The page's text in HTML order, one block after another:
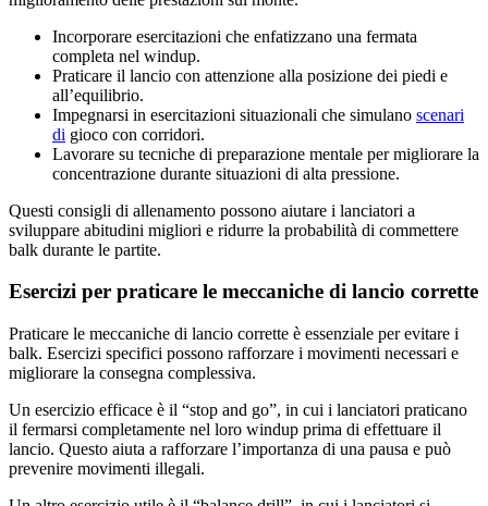
Incorporare esercitazioni che enfatizzano una fermata
completa nel windup.
Praticare il lancio con attenzione alla posizione dei piedi e
all’equilibrio.
Impegnarsi in esercitazioni situazionali che simulano scenari
di gioco con corridori.
Lavorare su tecniche di preparazione mentale per migliorare la
concentrazione durante situazioni di alta pressione.
Questi consigli di allenamento possono aiutare i lanciatori a
sviluppare abitudini migliori e ridurre la probabilità di commettere
balk durante le partite.
Esercizi per praticare le meccaniche di lancio corrette
Praticare le meccaniche di lancio corrette è essenziale per evitare i
balk. Esercizi specifici possono rafforzare i movimenti necessari e
migliorare la consegna complessiva.
Un esercizio efficace è il “stop and go”, in cui i lanciatori praticano
il fermarsi completamente nel loro windup prima di effettuare il
lancio. Questo aiuta a rafforzare l’importanza di una pausa e può
prevenire movimenti illegali.